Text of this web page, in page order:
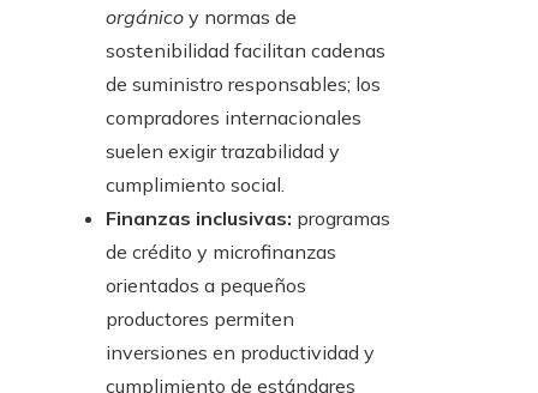
orgánico y normas de
sostenibilidad facilitan cadenas
de suministro responsables; los
compradores internacionales
suelen exigir trazabilidad y
cumplimiento social.
Finanzas inclusivas: programas
de crédito y microfinanzas
orientados a pequeños
productores permiten
inversiones en productividad y
cumplimiento de estándares